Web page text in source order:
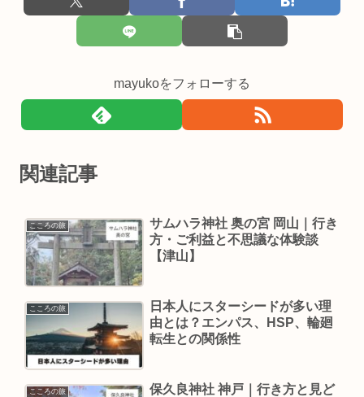
mayukoをフォローする
関連記事
こころの旅
サムハラ神社 奥の宮 岡山｜行き
方・ご利益と不思議な体験談
【津山】
こころの旅
日本人にスターシードが多い理
由とは？エンパス、HSP、輪廻
転生との関係性
こころの旅
保久良神社 神戸｜行き方と見ど